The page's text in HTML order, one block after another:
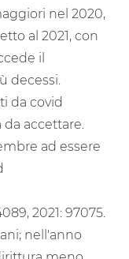
nel 2020,
al 2021, con
il
decessi.
da covid
accettare.
ad essere
2021: 97075.
nell'anno